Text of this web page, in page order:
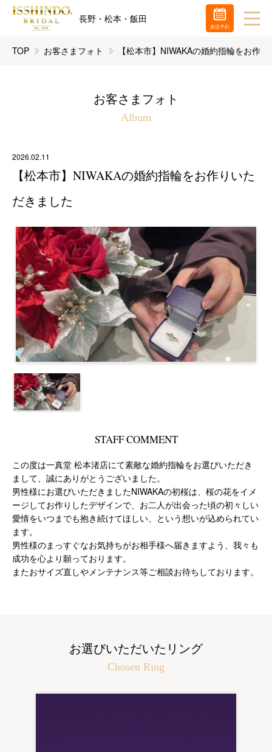
長野・松本・飯田
TOP お客さまフォト 【松本市】NIWAKAの婚約指輪をお作
お客さまフォト
Album
2026.02.11
【松本市】NIWAKAの婚約指輪をお作りいた
だきました
STAFF COMMENT
この度は一真堂 松本渚店にて素敵な婚約指輪をお選びいただき
まして、誠にありがとうございました。
男性様にお選びいただきましたNIWAKAの初桜は、桜の花をイメ
ージしてお作りしたデザインで、お二人が出会った頃の初々しい
愛情をいつまでも抱き続けてほしい、という想いが込められてい
ます。
男性様のまっすぐなお気持ちがお相手様へ届きますよう、我々も
成功を心より願っております。
またおサイズ直しやメンテナンス等ご相談お待ちしております。
お選びいただいたリング
Chosen Ring
来店予約